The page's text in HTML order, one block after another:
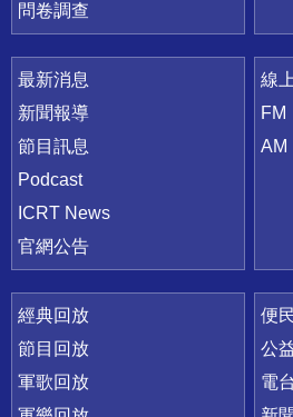
問卷調查
最新消息
新聞報導
節目訊息
Podcast
ICRT News
官網公告
線
FM
AM
經典回放
節目回放
軍歌回放
便
公
電